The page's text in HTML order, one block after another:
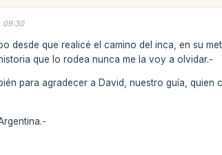
09:30
desde que realicé el camino del inca, en su
que lo rodea nunca me la voy a olvidar.-
para agradecer a David, nuestro guía,